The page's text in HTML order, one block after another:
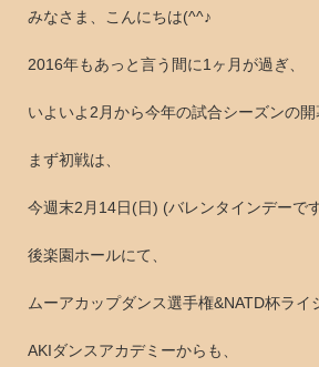
みなさま、こんにちは(^^♪
2016年もあっと言う間に1ヶ月が過ぎ、
いよいよ2月から今年の試合シーズンの開
まず初戦は、
今週末2月14日(日) (バレンタインデーで
後楽園ホールにて、
ムーアカップダンス選手権&NATD杯ライ
AKIダンスアカデミーからも、